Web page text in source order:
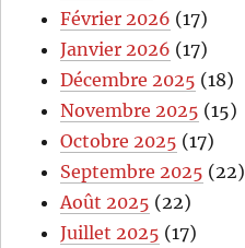
Février 2026 (17)
Janvier 2026 (17)
Décembre 2025 (18)
Novembre 2025 (15)
Octobre 2025 (17)
Septembre 2025 (22)
Août 2025 (22)
Juillet 2025 (17)